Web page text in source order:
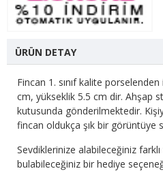
ÜRÜN DETAY
Fincan 1. sınıf kalite
cm, yükseklik 5.5 cm dir. Ahşap
kutusunda gönderilmektedir.
fincan oldukça şık bir görüntüye
Sevdiklerinize alabileceğiniz
bulabileceğiniz bir hediye